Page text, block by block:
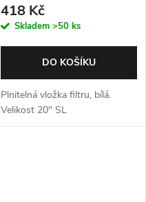
418 Kč
Skladem >50 ks
DO KOŠÍKU
Plnitelná vložka filtru, bílá.
Velikost 20" SL